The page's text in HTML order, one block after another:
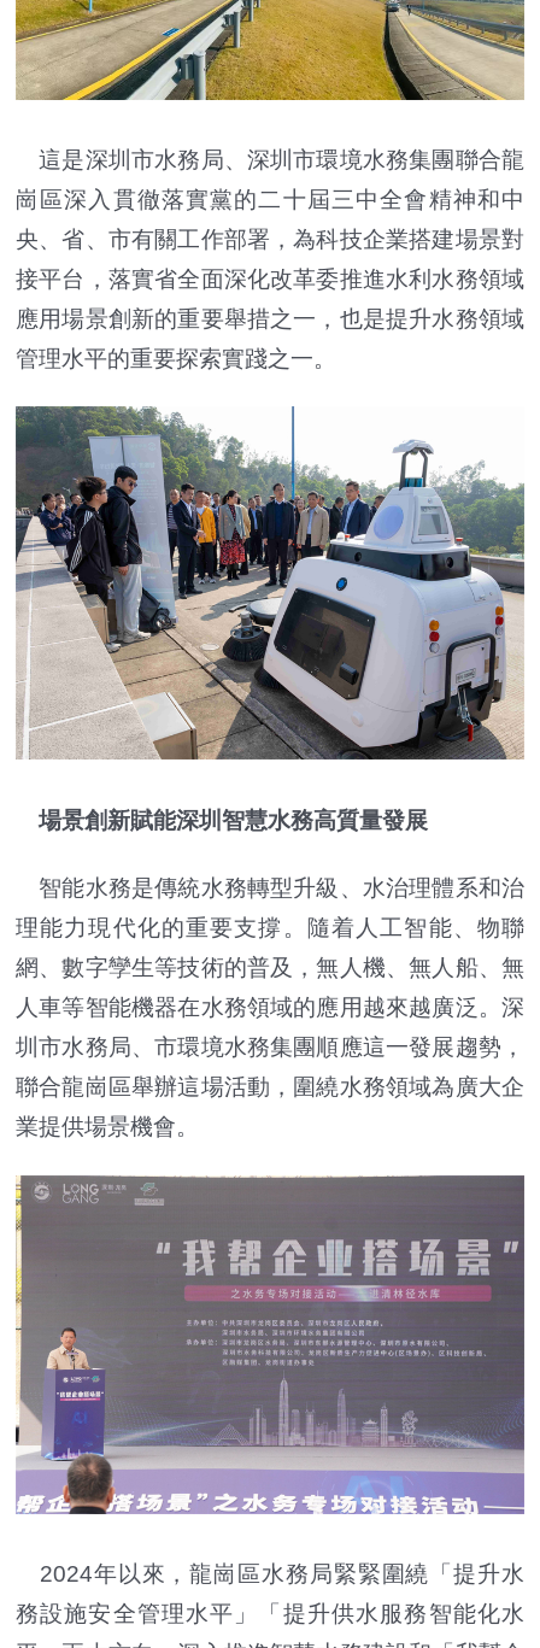
這是深圳市水務局、深圳市環境水務集團聯合龍
崗區深入貫徹落實黨的二十屆三中全會精神和中
央、省、市有關工作部署，為科技企業搭建場景對
接平台，落實省全面深化改革委推進水利水務領域
應用場景創新的重要舉措之一，也是提升水務領域
管理水平的重要探索實踐之一。
場景創新賦能深圳智慧水務高質量發展
智能水務是傳統水務轉型升級、水治理體系和治
理能力現代化的重要支撐。隨着人工智能、物聯
網、數字孿生等技術的普及，無人機、無人船、無
人車等智能機器在水務領域的應用越來越廣泛。深
圳市水務局、市環境水務集團順應這一發展趨勢，
聯合龍崗區舉辦這場活動，圍繞水務領域為廣大企
業提供場景機會。
2024年以來，龍崗區水務局緊緊圍繞「提升水
務設施安全管理水平」「提升供水服務智能化水